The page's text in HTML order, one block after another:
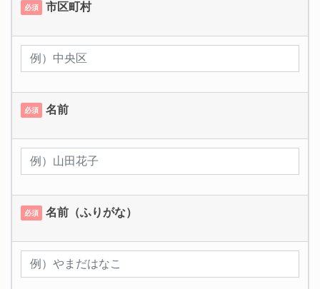
必須 市区町村
必須 名前
必須 名前（ふりがな）